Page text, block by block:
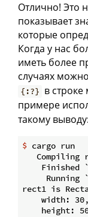
Отлично! Это
показывает
которые
Когда у нас
иметь более
случаях
{:?} в строке
примере
такому выводу:
$ cargo run
Compiling
Finished
Running
rect1 is
    width: 30,
height: